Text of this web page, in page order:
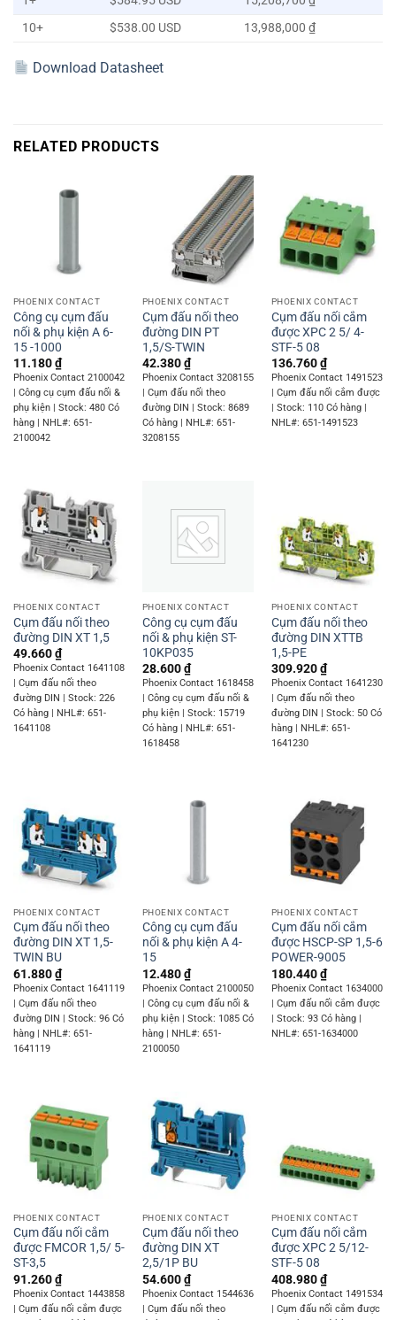
10+
$538.00 USD 13,988,000 ₫
Download Datasheet
RELATED PRODUCTS
PHOENIX CONTACT
Công cụ cụm đấu
nối & phụ kiện A 6-
15 -1000
11.180₫
Phoenix Contact 2100042
| Công cụ cụm đấu nối &
phụ kiện | Stock: 480 Có
hàng | NHL#: 651-
2100042
PHOENIX CONTACT
Cụm đấu nối theo
đường DIN PT
1,5/S-TWIN
42.380₫
Phoenix Contact 3208155
| Cụm đấu nối theo
đường DIN | Stock: 8689
Có hàng | NHL#: 651-
3208155
PHOENIX CONTACT
Cụm đấu nối cắm
được XPC 2 5/ 4-
STF-5 08
136.760₫
Phoenix Contact 1491523
| Cụm đấu nối cắm được
| Stock: 110 Có hàng |
NHL#: 651-1491523
PHOENIX CONTACT
Cụm đấu nối theo
đường DIN XT 1,5
49.660₫
Phoenix Contact 1641108
| Cụm đấu nối theo
đường DIN | Stock: 226
Có hàng | NHL#: 651-
1641108
PHOENIX CONTACT
Công cụ cụm đấu
nối & phụ kiện ST-
10KP035
28.600₫
Phoenix Contact 1618458
| Công cụ cụm đấu nối &
phụ kiện | Stock: 15719
Có hàng | NHL#: 651-
1618458
PHOENIX CONTACT
Cụm đấu nối theo
đường DIN XTTB
1,5-PE
309.920₫
Phoenix Contact 1641230
| Cụm đấu nối theo
đường DIN | Stock: 50 Có
hàng | NHL#: 651-
1641230
PHOENIX CONTACT
Cụm đấu nối theo
đường DIN XT 1,5-
TWIN BU
61.880₫
Phoenix Contact 1641119
| Cụm đấu nối theo
đường DIN | Stock: 96 Có
hàng | NHL#: 651-
1641119
PHOENIX CONTACT
Công cụ cụm đấu
nối & phụ kiện A 4-
15
12.480₫
Phoenix Contact 2100050
| Công cụ cụm đấu nối &
phụ kiện | Stock: 1085 Có
hàng | NHL#: 651-
2100050
PHOENIX CONTACT
Cụm đấu nối cắm
được HSCP-SP 1,5-6
POWER-9005
180.440₫
Phoenix Contact 1634000
| Cụm đấu nối cắm được
| Stock: 93 Có hàng |
NHL#: 651-1634000
PHOENIX CONTACT
Cụm đấu nối cắm
được FMCOR 1,5/ 5-
ST-3,5
91.260₫
Phoenix Contact 1443858
| Cụm đấu nối cắm được
PHOENIX CONTACT
Cụm đấu nối theo
đường DIN XT
2,5/1P BU
54.600₫
Phoenix Contact 1544636
| Cụm đấu nối theo
PHOENIX CONTACT
Cụm đấu nối cắm
được XPC 2 5/12-
STF-5 08
408.980₫
Phoenix Contact 1491534
| Cụm đấu nối cắm được